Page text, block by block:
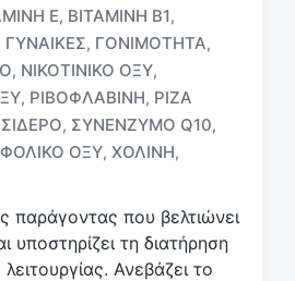
E, ΒΙΤΑΜΊΝΗ Β1,
ΓΥΝΑΊΚΕΣ, ΓΟΝΙΜΌΤΗΤΑ,
, ΝΙΚΟΤΙΝΙΚΌ ΟΞΎ,
, ΡΙΒΟΦΛΑΒΊΝΗ, ΡΊΖΑ
ΣΊΔΕΡΟ, ΣΥΝΈΝΖΥΜΟ Q10,
ΦΟΛΙΚΌ ΟΞΎ, ΧΟΛΊΝΗ,
παράγοντας που βελτιώνει
υποστηρίζει τη διατήρηση
Ανεβάζει το